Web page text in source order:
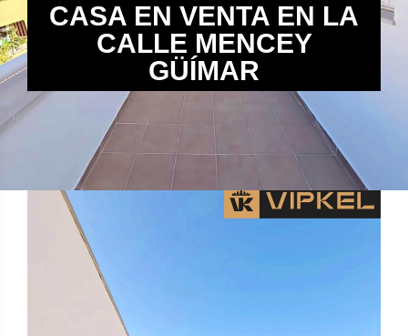
CASA EN VENTA EN LA
CALLE MENCEY
GÜÍMAR